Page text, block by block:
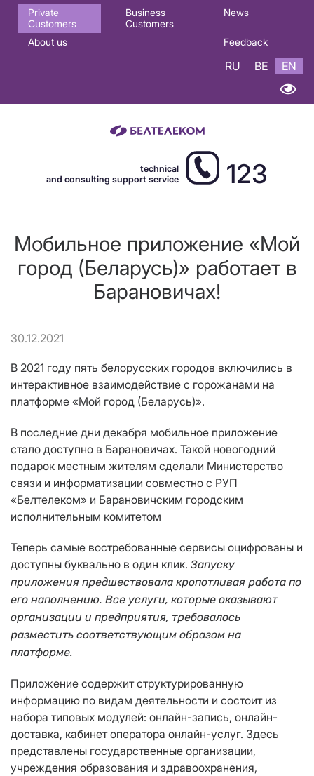
Основная
навигация
Private
Customers
Business
Customers
News
About us Feedback
RU BE EN
technical
and consulting support service
123
Мобильное приложение «Мой
город (Беларусь)» работает в
Барановичах!
30.12.2021
В 2021 году пять белорусских городов включились в
интерактивное взаимодействие с горожанами на
платформе «Мой город (Беларусь)».
В последние дни декабря мобильное приложение
стало доступно в Барановичах. Такой новогодний
подарок местным жителям сделали Министерство
связи и информатизации совместно с РУП
«Белтелеком» и Барановичским городским
исполнительным комитетом
Теперь самые востребованные сервисы оцифрованы и
доступны буквально в один клик. Запуску
приложения предшествовала кропотливая работа по
его наполнению. Все услуги, которые оказывают
организации и предприятия, требовалось
разместить соответствующим образом на
платформе.
Приложение содержит структурированную
информацию по видам деятельности и состоит из
набора типовых модулей: онлайн-запись, онлайн-
доставка, кабинет оператора онлайн-услуг. Здесь
представлены государственные организации,
учреждения образования и здравоохранения,